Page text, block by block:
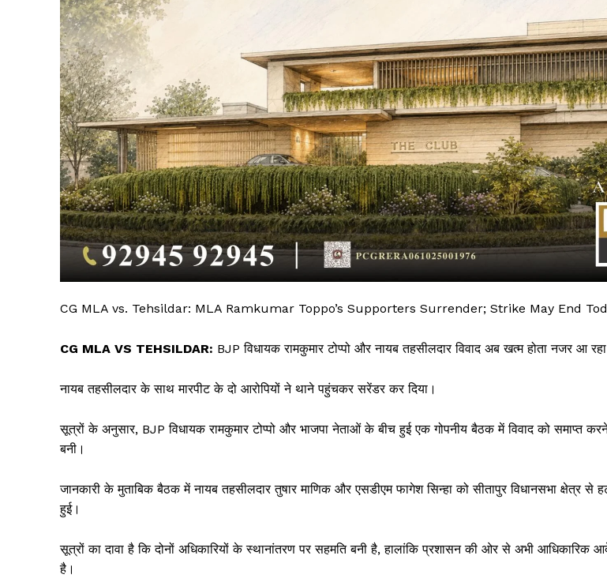
Trending Now
CG MLA vs. Tehsildar: MLA Ramkumar Toppo’s Supporters Surrender; Strike May End
CG MLA VS TEHSILDAR: BJP विधायक रामकुमार टोप्पो और नायब तहसीलदार विवाद अब खत्म होता नजर आ
नायब तहसीलदार के साथ मारपीट के दो आरोपियों ने थाने पहुंचकर सरेंडर कर दिया।
सूत्रों के अनुसार, BJP विधायक रामकुमार टोप्पो और भाजपा नेताओं के बीच हुई एक गोपनीय बैठक में विवाद को समाप्त
बनी।
जानकारी के मुताबिक बैठक में नायब तहसीलदार तुषार माणिक और एसडीएम फागेश सिन्हा को सीतापुर विधानसभा क्षेत्र से
हुई।
सूत्रों का दावा है कि दोनों अधिकारियों के स्थानांतरण पर सहमति बनी है, हालांकि प्रशासन की ओर से अभी आधिकारिक
है।